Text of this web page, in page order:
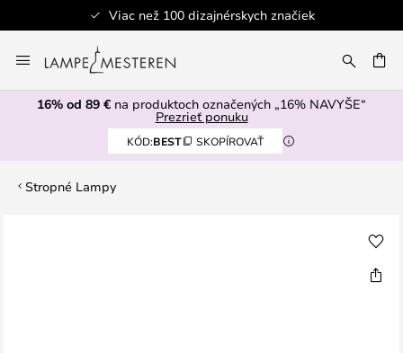
Viac než 100 dizajnérskych značiek
to
Content
16% od 89 € na produktoch označených „16% NAVYŠE“
Prezrieť ponuku
KÓD:BEST SKOPÍROVAŤ
Stropné Lampy